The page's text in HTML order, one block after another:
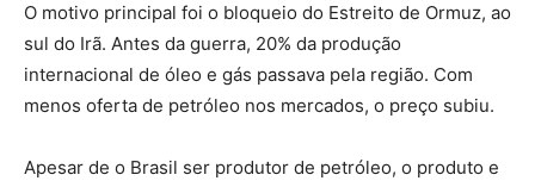
O motivo principal foi o bloqueio do Estreito de Ormuz, ao
sul do Irã. Antes da guerra, 20% da produção
internacional de óleo e gás passava pela região. Com
menos oferta de petróleo nos mercados, o preço subiu.
Apesar de o Brasil ser produtor de petróleo, o produto e